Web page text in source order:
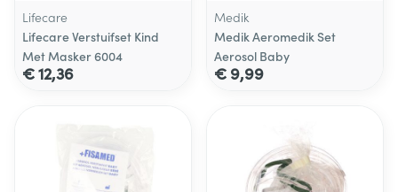
Lifecare
Lifecare Verstuifset Kind
Met Masker 6004
€ 12,36
Medik
Medik Aeromedik Set
Aerosol Baby
€ 9,99